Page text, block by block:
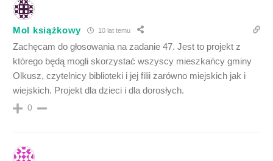
Mol książkowy 10 lat temu
Zachęcam do głosowania na zadanie 47. Jest to projekt z
którego będą mogli skorzystać wszyscy mieszkańcy gminy
Olkusz, czytelnicy biblioteki i jej filii zarówno miejskich jak i
wiejskich. Projekt dla dzieci i dla dorosłych.
0